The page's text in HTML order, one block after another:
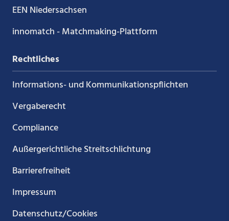
EEN Niedersachsen
innomatch - Matchmaking-Plattform
Rechtliches
Informations- und Kommunikations­pflichten
Vergaberecht
Compliance
Außergerichtliche Streitschlichtung
Barrierefreiheit
Impressum
Datenschutz/Cookies